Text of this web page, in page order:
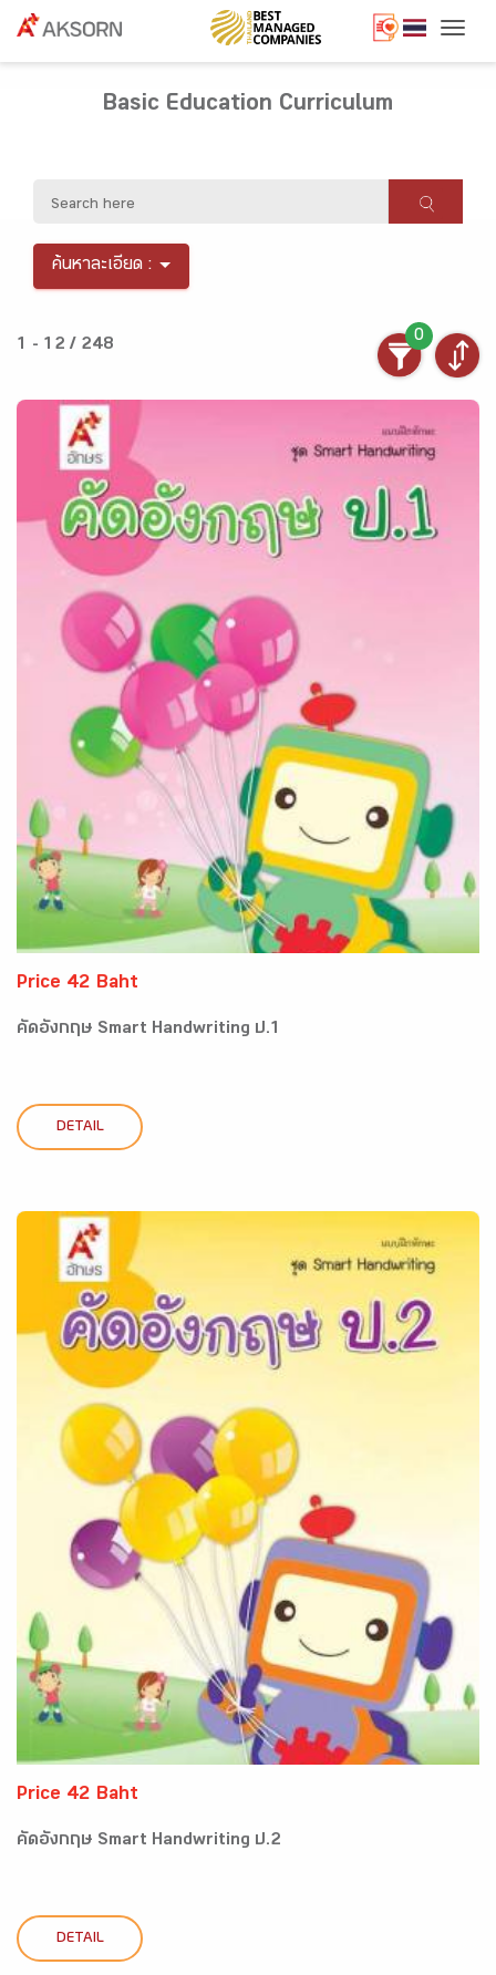
Basic Education Curriculum
ค้นหาละเอียด :
1 - 12 / 248
0
Price 42 Baht
คัดอังกฤษ Smart Handwriting ป.1
DETAIL
Price 42 Baht
คัดอังกฤษ Smart Handwriting ป.2
DETAIL